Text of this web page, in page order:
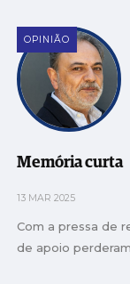
OPINIÃO
Memória curta
13 MAR 2025
Com a pressa de
de apoio